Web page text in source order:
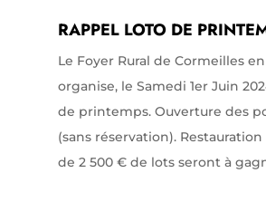
RAPPEL LOTO DE
Le Foyer Rural de Cormeilles
organise, le Samedi 1er Juin
de printemps. Ouverture des
(sans réservation). Restauration
de 2 500 € de lots seront à